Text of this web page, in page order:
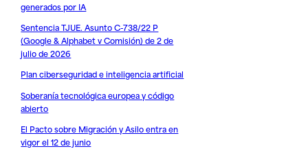
generados por IA
Sentencia TJUE. Asunto C-738/22 P
(Google & Alphabet v Comisión) de 2 de
julio de 2026
Plan ciberseguridad e inteligencia artificial
Soberanía tecnológica europea y código
abierto
El Pacto sobre Migración y Asilo entra en
vigor el 12 de junio